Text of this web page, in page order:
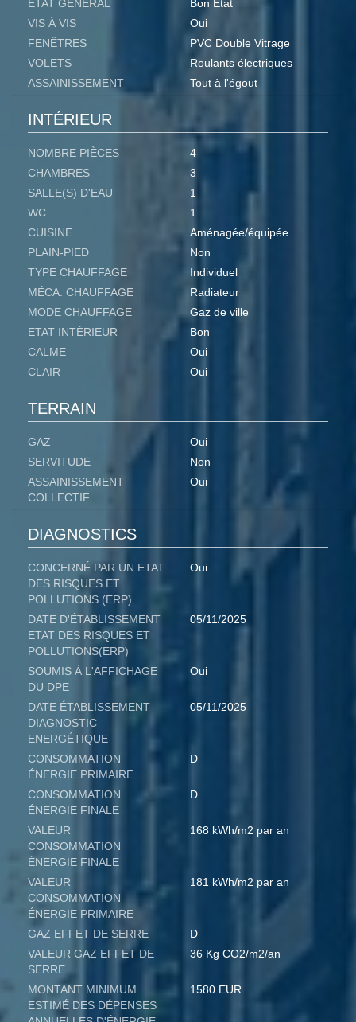
ETAT GÉNÉRAL
Bon Etat
VIS À VIS
Oui
FENÊTRES
PVC Double Vitrage
VOLETS
Roulants électriques
ASSAINISSEMENT
Tout à l'égout
INTÉRIEUR
NOMBRE PIÈCES
4
CHAMBRES
3
SALLE(S) D'EAU
1
WC
1
CUISINE
Aménagée/équipée
PLAIN-PIED
Non
TYPE CHAUFFAGE
Individuel
MÉCA. CHAUFFAGE
Radiateur
MODE CHAUFFAGE
Gaz de ville
ETAT INTÉRIEUR
Bon
CALME
Oui
CLAIR
Oui
TERRAIN
GAZ
Oui
SERVITUDE
Non
ASSAINISSEMENT
COLLECTIF
Oui
DIAGNOSTICS
CONCERNÉ PAR UN ETAT
DES RISQUES ET
POLLUTIONS (ERP)
Oui
DATE D'ÉTABLISSEMENT
ETAT DES RISQUES ET
POLLUTIONS(ERP)
05/11/2025
SOUMIS À L'AFFICHAGE
DU DPE
Oui
DATE ÉTABLISSEMENT
DIAGNOSTIC
ENERGÉTIQUE
05/11/2025
CONSOMMATION
ÉNERGIE PRIMAIRE
D
CONSOMMATION
ÉNERGIE FINALE
D
VALEUR
CONSOMMATION
ÉNERGIE FINALE
168 kWh/m2 par an
VALEUR
CONSOMMATION
ÉNERGIE PRIMAIRE
181 kWh/m2 par an
GAZ EFFET DE SERRE
D
VALEUR GAZ EFFET DE
SERRE
36 Kg CO2/m2/an
MONTANT MINIMUM
ESTIMÉ DES DÉPENSES
1580 EUR